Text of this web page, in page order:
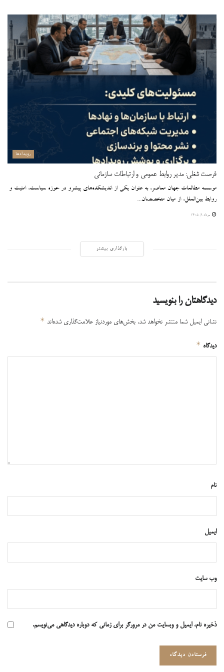
رویدادها
فرصت شغلی: مدیر روابط عمومی و ارتباطات سازمانی
موسسه مطالعات جهان معاصر، به عنوان یکی از اندیشکده‌های پیشرو در حوزه سیاست، امنیت و
روابط بین‌الملل، از میان متخصصان...
مرداد ۹, ۱۴۰۵
بارگذاری بیشتر
دیدگاهتان را بنویسید
نشانی ایمیل شما منتشر نخواهد شد. بخش‌های موردنیاز علامت‌گذاری شده‌اند *
دیدگاه *
نام
ایمیل
وب‌ سایت
ذخیره نام، ایمیل و وبسایت من در مرورگر برای زمانی که دوباره دیدگاهی می‌نویسم.